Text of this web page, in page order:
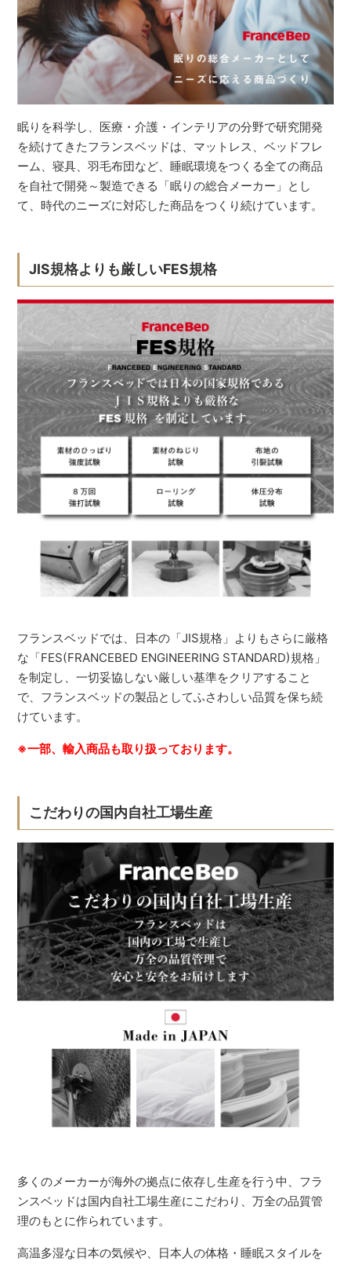
眠りを科学し、医療・介護・インテリアの分野で研究開発
を続けてきたフランスベッドは、マットレス、ベッドフレ
ーム、寝具、羽毛布団など、睡眠環境をつくる全ての商品
を自社で開発～製造できる「眠りの総合メーカー」とし
て、時代のニーズに対応した商品をつくり続けています。
JIS規格よりも厳しいFES規格
フランスベッドでは、日本の「JIS規格」よりもさらに厳格
な「FES(FRANCEBED ENGINEERING STANDARD)規格」
を制定し、一切妥協しない厳しい基準をクリアすること
で、フランスベッドの製品としてふさわしい品質を保ち続
けています。
※一部、輸入商品も取り扱っております。
こだわりの国内自社工場生産
多くのメーカーが海外の拠点に依存し生産を行う中、フラ
ンスベッドは国内自社工場生産にこだわり、万全の品質管
理のもとに作られています。
高温多湿な日本の気候や、日本人の体格・睡眠スタイルを